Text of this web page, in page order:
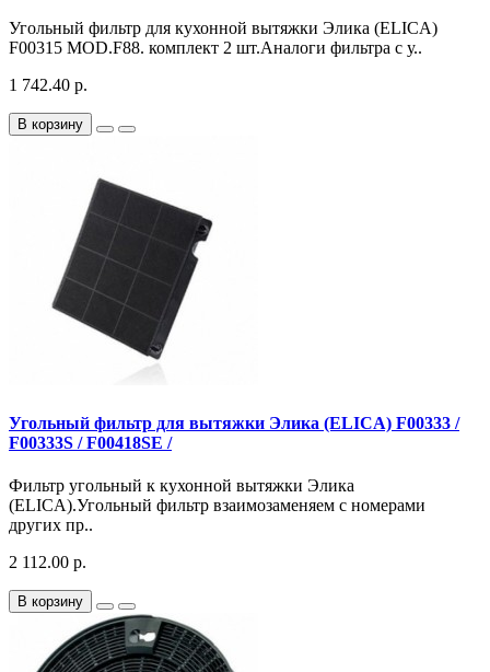
Угольный фильтр для кухонной вытяжки Элика (ELICA)
F00315 MOD.F88. комплект 2 шт.Аналоги фильтра с у..
1 742.40 р.
В корзину
Угольный фильтр для вытяжки Элика (ELICA) F00333 /
F00333S / F00418SE /
Фильтр угольный к кухонной вытяжки Элика
(ELICA).Угольный фильтр взаимозаменяем с номерами
других пр..
2 112.00 р.
В корзину